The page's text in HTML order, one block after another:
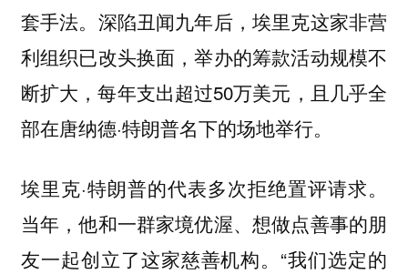
套手法。深陷丑闻九年后，埃里克这家非营
利组织已改头换面，举办的筹款活动规模不
断扩大，每年支出超过50万美元，且几乎全
部在唐纳德·特朗普名下的场地举行。
埃里克·特朗普的代表多次拒绝置评请求。
当年，他和一群家境优渥、想做点善事的朋
友一起创立了这家慈善机构。“我们选定的